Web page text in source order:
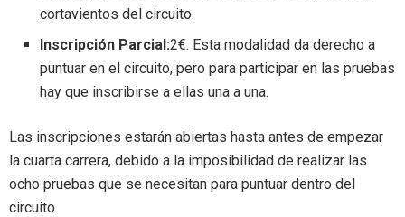
cortavientos del circuito.
Inscripción Parcial:2€. Esta modalidad da derecho a
puntuar en el circuito, pero para participar en las pruebas
hay que inscribirse a ellas una a una.
Las inscripciones estarán abiertas hasta antes de empezar
la cuarta carrera, debido a la imposibilidad de realizar las
ocho pruebas que se necesitan para puntuar dentro del
circuito.